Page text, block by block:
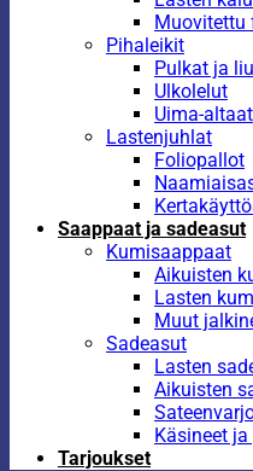
Muovitettu
Pihaleikit
Pulkat ja
Ulkolelut
Uima-altaat
Lastenjuhlat
Foliopallot
Saappaat ja sadeasut
Kumisaappaat
Aikuisten
Lasten
Muut
Sadeasut
Lasten
Aikuisten
Käsineet
Tarjoukset